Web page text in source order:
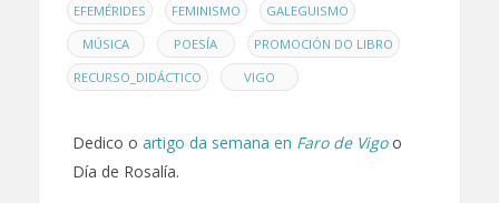
EFEMÉRIDES , FEMINISMO , GALEGUISMO ,
MÚSICA , POESÍA , PROMOCIÓN DO LIBRO ,
RECURSO_DIDÁCTICO , VIGO
Dedico o artigo da semana en Faro de Vigoo
Día de Rosalía.